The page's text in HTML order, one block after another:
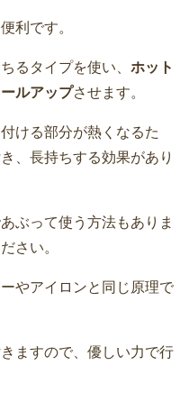
利です。
るタイプを使い、 ホット
ルアップさせます。
ける部分が熱くなるた
、長持ちする効果があり
ぶって使う方法もありま
さい。
やアイロンと同じ原理で
ますので、優しい力で行